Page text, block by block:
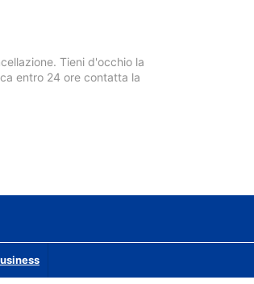
Tieni d'occhio la
entro 24 ore contatta la